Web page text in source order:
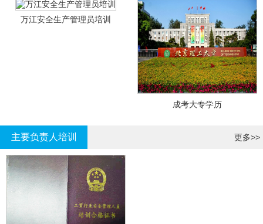
万江安全生产管理员培训
成考大专学历
主要负责人培训 更多>>